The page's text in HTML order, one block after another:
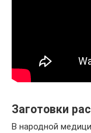
Заготовки
В народной